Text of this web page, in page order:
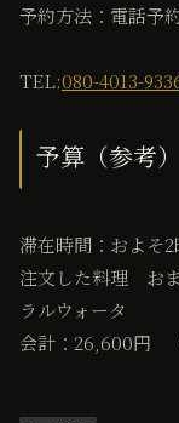
予約方法：電話予
TEL:080-4013-
予算（参考）
滞在時間：およそ
注文した料理 お
ラルウォータ
会計：26,600円